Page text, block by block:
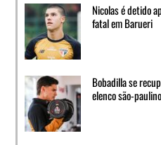
Nicolas é detido
fatal em Barueri
Bobadilla se
elenco são-paulino